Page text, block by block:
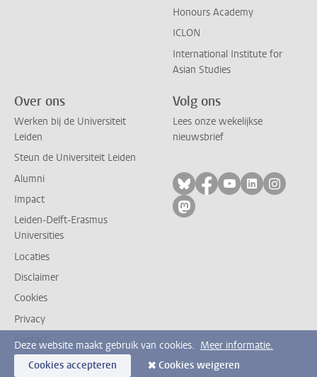
Honours Academy
ICLON
International Institute for
Asian Studies
Over ons
Werken bij de Universiteit
Leiden
Steun de Universiteit Leiden
Alumni
Impact
Leiden-Delft-Erasmus
Universities
Locaties
Disclaimer
Cookies
Privacy
Contact
Volg ons
Lees onze wekelijkse
nieuwsbrief
Volg ons op bluesky
Volg ons op
Volg ons op
Volg ons
Volg
Volg ons op mastodon
Deze website maakt gebruik van cookies. Meer informatie.
Cookies accepteren
Cookies weigeren